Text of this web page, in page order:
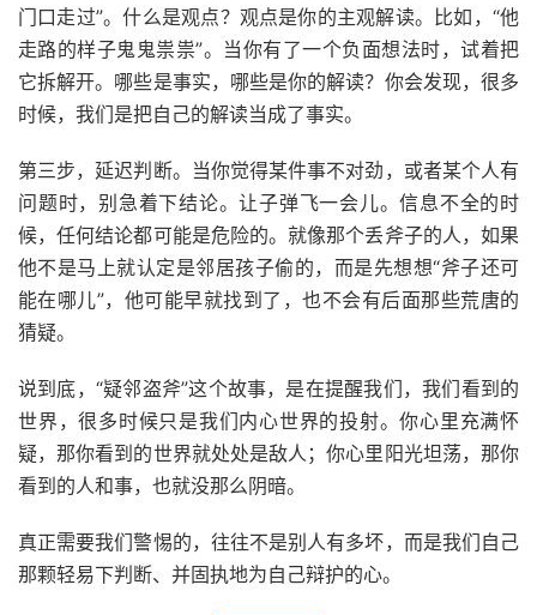
门口走过”。什么是观点？观点是你的主观解读。比如，“他
走路的样子鬼鬼祟祟”。当你有了一个负面想法时，试着把
它拆解开。哪些是事实，哪些是你的解读？你会发现，很多
时候，我们是把自己的解读当成了事实。
第三步，延迟判断。当你觉得某件事不对劲，或者某个人有
问题时，别急着下结论。让子弹飞一会儿。信息不全的时
候，任何结论都可能是危险的。就像那个丢斧子的人，如果
他不是马上就认定是邻居孩子偷的，而是先想想“斧子还可
能在哪儿”，他可能早就找到了，也不会有后面那些荒唐的
猜疑。
说到底，“疑邻盗斧”这个故事，是在提醒我们，我们看到的
世界，很多时候只是我们内心世界的投射。你心里充满怀
疑，那你看到的世界就处处是敌人；你心里阳光坦荡，那你
看到的人和事，也就没那么阴暗。
真正需要我们警惕的，往往不是别人有多坏，而是我们自己
那颗轻易下判断、并固执地为自己辩护的心。